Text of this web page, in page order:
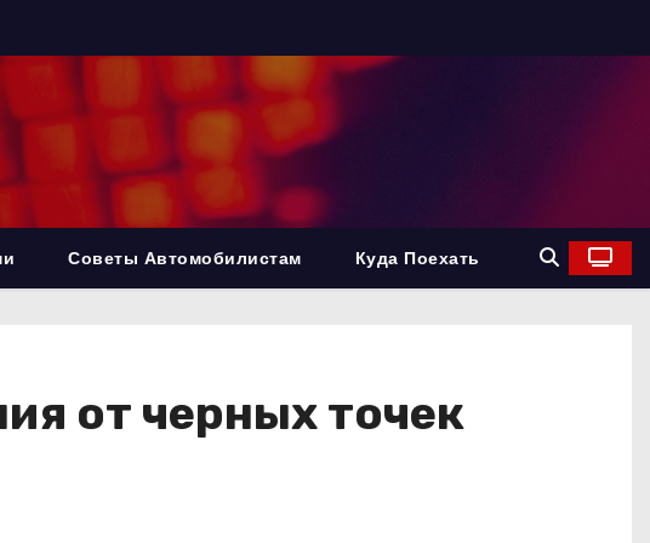
Советы Автомобилистам Куда Поехать
от черных точек